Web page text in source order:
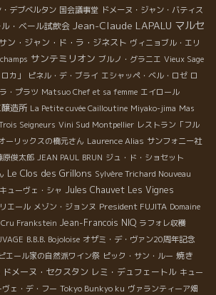
デブベルタン 国会議事堂 ドメーヌ・ジャン・バティス
・ベール試飲会 Jean-Claude LAPALU マルセ
ン・ジャン・ド・ラ・ジネスト ヴィニョブル・エリ
サンテミリオン ブルノ・グラニエ Vieux Sage
カ」
ピネル・デ・ブライ エシャッペ・ベル・ロゼ ロ
ラ・プラツ Matsuo Chef et sa femme エイロール
造所 La Petite cuvée Cailloutine Miyako-jima Mas
Seigneurs Vini Sud Montpellier レストラン「フル
ーリックスの橋元さん Laurence Alias サンフォニー社
原俊太郎 JEAN PAUL BRUN ジュ・ド・ショセット
Le Clos des Grillons Sylvère Trichard Nouveau
キューヴェ・シャ Jules Chauvet Les Vignes
エール メゾン・ジョンヌ President FUJITA Domaine
Frankstein Jean-Francois NIQ ラフォレ収穫
B.B.B. Bojoloise オザミ・デ・ヴァン20周年記念
エール家の自然派ワイン祭 ピック・サン・ルー 焼き
ドメーヌ・セクスタン レミ・デュフェートル キュー
ヴェ・デ・フー Tokyo Bunkyo ku ヴァランティーア畑